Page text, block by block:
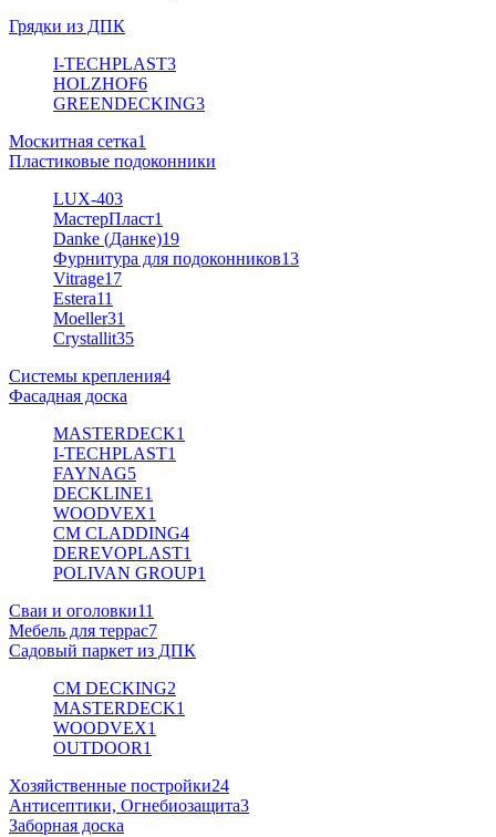
Грядки из ДПК
I-TECHPLAST3
HOLZHOF6
GREENDECKING3
Москитная сетка1
Пластиковые подоконники
LUX-403
МастерПласт1
Danke (Данке)19
Фурнитура для подоконников13
Vitrage17
Estera11
Moeller31
Crystallit35
Системы крепления4
Фасадная доска
MASTERDECK1
I-TECHPLAST1
FAYNAG5
DECKLINE1
WOODVEX1
CM CLADDING4
DEREVOPLAST1
POLIVAN GROUP1
Сваи и оголовки11
Мебель для террас7
Садовый паркет из ДПК
CM DECKING2
MASTERDECK1
WOODVEX1
OUTDOOR1
Хозяйственные постройки24
Антисептики, Огнебиозащита3
Заборная доска